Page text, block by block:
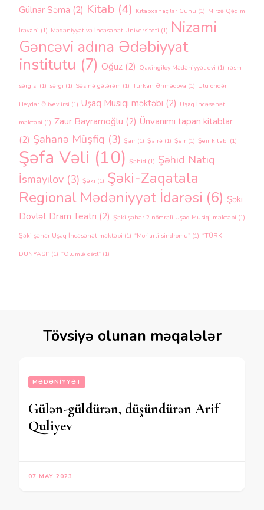
Gülnar Səma (2) Kitab (4) Kitabxanaçılar Günü (1) Mirzə Qədim
İrəvani (1) Mədəniyyət və İncəsənət Universiteti (1) Nizami
Gəncəvi adına Ədəbiyyat
institutu (7) Oğuz (2) Qaxingiloy Mədəniyyət evi (1) rəsm
sərgisi (1) sərgi (1) Səsinə gələrəm (1) Türkan Əhmədova (1) Ulu öndər
Heydər Əliyev irsi (1) Uşaq Musiqi məktəbi (2) Uşaq İncəsənət
məktəbi (1) Zaur Bayramoğlu (2) Ünvanımı tapan kitablar
(2) Şahanə Müşfiq (3) Şair (1) Şairə (1) Şeir (1) Şeir kitabı (1)
Şəfa Vəli (10) Şəhid (1) Şəhid Natiq
İsmayılov (3) Şəki (1) Şəki-Zaqatala
Regional Mədəniyyət İdarəsi (6) Şəki
Dövlət Dram Teatrı (2) Şəki şəhər 2 nömrəli Uşaq Musiqi məktəbi (1)
Şəki şəhər Uşaq İncəsənət məktəbi (1) “Moriarti sindromu” (1) “TÜRK
DÜNYASI” (1) “Ölümlə qətl” (1)
Tövsiyə olunan məqalələr
MƏDƏNIYYƏT
Gülən-güldürən, düşündürən Arif
Quliyev
07 MAY 2023